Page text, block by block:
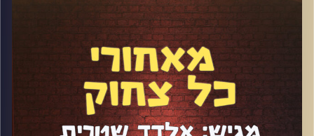
השני של התכנית. דיברנו על סטנדאפ בהשוואה לשאר הדברים
שעפר עושה, על התחושות שלו כשהוא עולה לבמה כאיש
מפורסם, על אורח החיים שעוזר לו לג'נגל בין כל כך הרבה
פרויקטים ועוד הרבה.
קרדיט תמונות:אלדד שטרית